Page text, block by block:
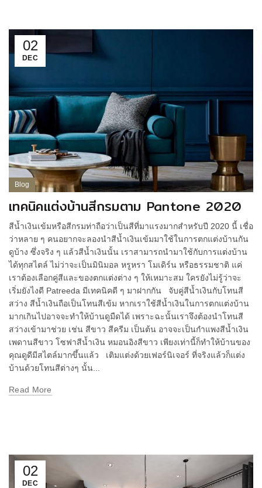
02
DEC
Blog
เทคนิคแต่งบ้านสีกรมตาม Pantone 2020
สีน้ำเงินเข้มหรือสีกรมท่าถือว่าเป็นสีที่มาแรงมากสำหรับปี 2020 นี้ เชื่อ
ว่าหลาย ๆ คนอยากจะลองนำสีน้ำเงินเข้มมาใช้ในการตกแต่งบ้านกัน
ดูบ้าง ซึ่งจริง ๆ แล้วสีน้ำเงินนั้น เราสามารถนำมาใช้กับการแต่งบ้าน
ได้ทุกสไตล์ ไม่ว่าจะเป็นมินิมอล หรูหรา โมเดิร์น หรือธรรมชาติ แค่
เราต้องเลือกคู่สีและของตกแต่งต่าง ๆ ให้เหมาะสม ใครยังไม่รู้ว่าจะ
เริ่มยังไงดี Patreeda มีเทคนิคดี ๆ มาฝากกัน จับคู่สีน้ำเงินกับโทนสี
สว่าง สีน้ำเงินถือเป็นโทนสีเข้ม หากเราใช้สีน้ำเงินในการตกแต่งบ้าน
มากเกินไปอาจจะทำให้บ้านดูมืดได้ เพราะฉะนั้นเราจึงต้องนำโทนสี
สว่างเข้ามาช่วย เช่น สีขาว สีครีม เป็นต้น อาจจะเป็นกำแพงสีน้ำเงิน
เพดานสีขาว โซฟาสีน้ำเงิน หมอนอิงสีขาว เพียงเท่านี้ก็ทำให้บ้านของ
คุณดูดีมีสไตล์มากขึ้นแล้ว เติมแต่งด้วยเฟอร์นิเจอร์ ที่จริงแล้วก็แต่ง
บ้านด้วยโทนสีต่างๆ นั้น...
Read More
02
DEC